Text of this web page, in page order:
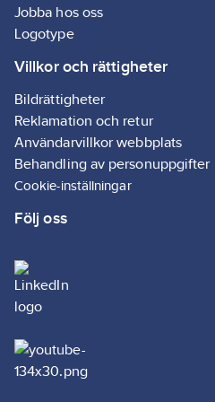
Jobba hos oss
Logotype
Villkor och rättigheter
Bildrättigheter
Reklamation och retur
Användarvillkor webbplats
Behandling av personuppgifter
Cookie-inställningar
Följ oss